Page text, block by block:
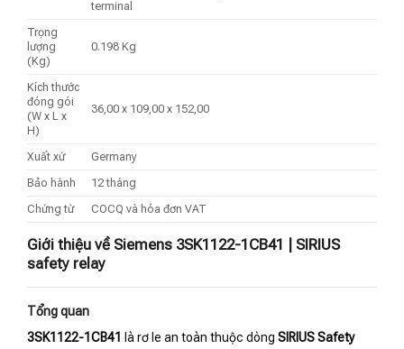
terminal
Trọng
lượng
(Kg)
0.198 Kg
Kích thước
đóng gói
(W x L x
H)
36,00 x 109,00 x 152,00
Xuất xứ
Germany
Bảo hành
12 tháng
Chứng từ
COCQ và hóa đơn VAT
Giới thiệu về Siemens 3SK1122-1CB41 | SIRIUS
safety relay
Tổng quan
3SK1122-1CB41
là rơ le an toàn thuộc dòng SIRIUS Safety